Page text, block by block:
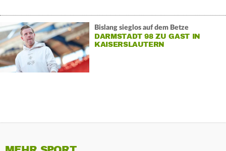
Bislang sieglos auf dem Betze
DARMSTADT 98 ZU GAST IN
KAISERSLAUTERN